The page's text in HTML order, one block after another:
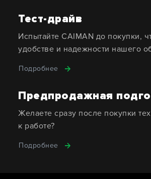
Тест-драйв
Испытайте CAIMAN до покупки,
удобстве и надежности нашего
Подробнее
Предпродажная
Желаете сразу после покупки
к работе?
Подробнее